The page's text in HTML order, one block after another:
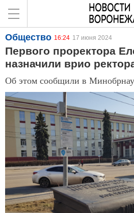
Общество 16:24 17 июня 2024
Первого проректора
назначили врио
Об этом сообщили в